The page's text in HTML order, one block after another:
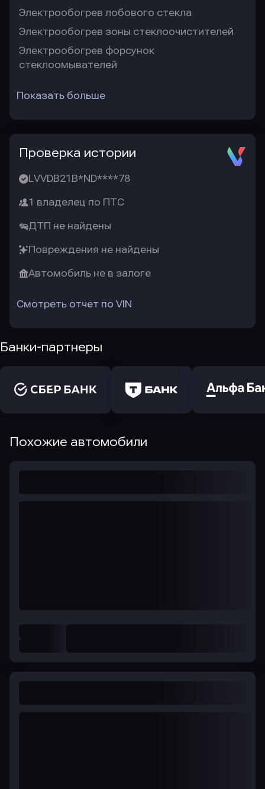
Электрообогрев лобового стекла
Электрообогрев зоны стеклоочистителей
Электрообогрев форсунок
стеклоомывателей
Показать больше
Проверка истории
LVVDB21B*ND****78
1 владелец по ПТС
ДТП не найдены
Повреждения не найдены
Автомобиль не в залоге
Смотреть отчет по VIN
Банки-партнеры
Похожие автомобили